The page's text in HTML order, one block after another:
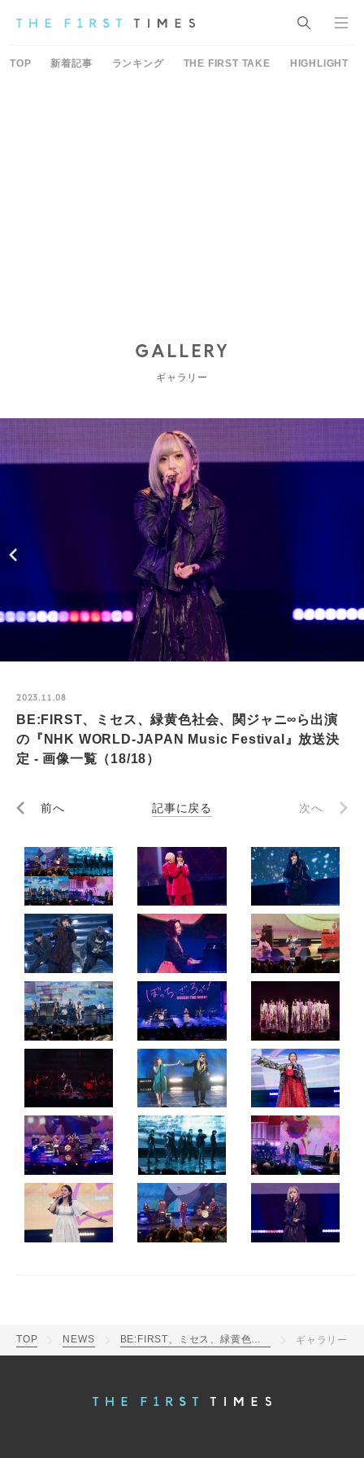
TOP 新着記事 ランキング THE FIRST TAKE HIGHLIGHT
GALLERY
ギャラリー
2023.11.08
BE:FIRST、ミセス、緑黄色社会、関ジャニ∞ら出演
の『NHK WORLD-JAPAN Music Festival』放送決
定 - 画像一覧（18/18）
前へ 記事に戻る 次へ
TOP NEWS BE:FIRST、ミセス、緑黄色社会、関ジャニ∞ら出演の『NHK WORLD-JAPAN Music Festival』放送決定 ギャラリー